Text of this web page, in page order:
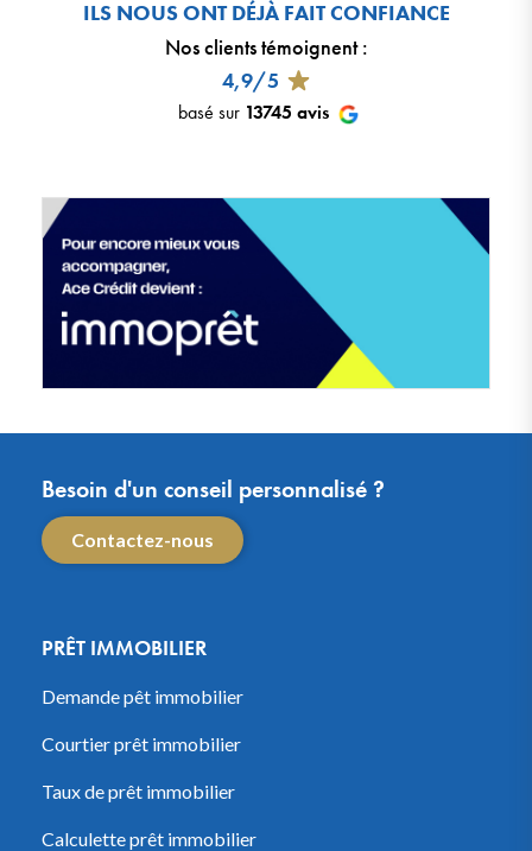
ILS NOUS ONT DÉJÀ FAIT CONFIANCE
Nos clients témoignent:
4,9/5
basé sur 13745 avis
Besoin d'un conseil personnalisé ?
Contactez-nous
PRÊT IMMOBILIER
Demande pêt immobilier
Courtier prêt immobilier
Taux de prêt immobilier
Calculette prêt immobilier